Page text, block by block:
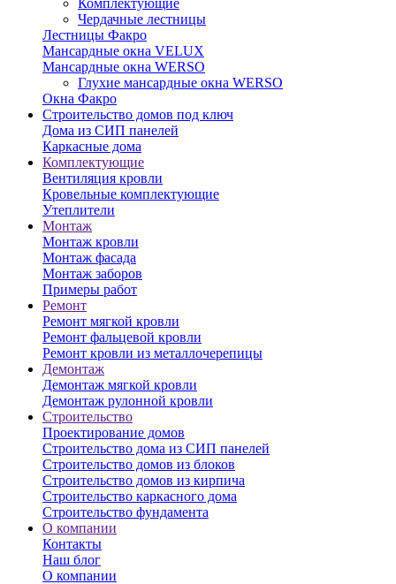
Комплектующие
Чердачные лестницы
Лестницы Факро
Мансардные окна VELUX
Мансардные окна WERSO
Глухие мансардные окна WERSO
Окна Факро
Строительство домов под ключ
Дома из СИП панелей
Каркасные дома
Комплектующие
Вентиляция кровли
Кровельные комплектующие
Утеплители
Монтаж
Монтаж кровли
Монтаж фасада
Монтаж заборов
Примеры работ
Ремонт
Ремонт мягкой кровли
Ремонт фальцевой кровли
Ремонт кровли из металлочерепицы
Демонтаж
Демонтаж мягкой кровли
Демонтаж рулонной кровли
Строительство
Проектирование домов
Строительство дома из СИП панелей
Строительство домов из блоков
Строительство домов из кирпича
Строительство каркасного дома
Строительство фундамента
О компании
Контакты
Наш блог
О компании